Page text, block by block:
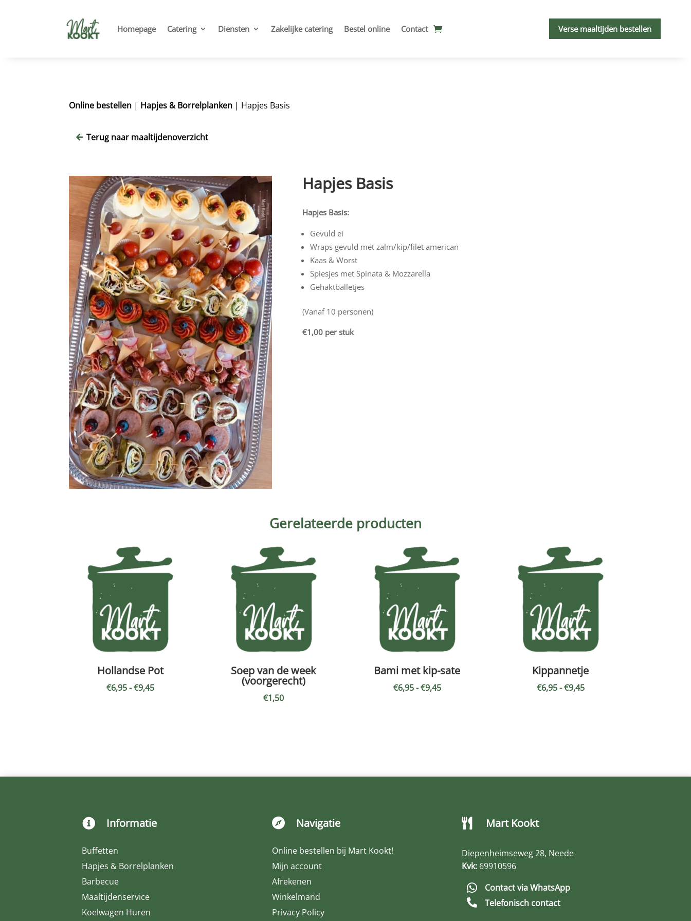
Homepage Catering Diensten Zakelijke catering Bestel online Contact Verse maaltijden bestellen
Online bestellen | Hapjes & Borrelplanken | Hapjes Basis
Terug naar maaltijdenoverzicht
Hapjes Basis
Hapjes Basis:
Gevuld ei
Wraps gevuld met zalm/kip/filet american
Kaas & Worst
Spiesjes met Spinata & Mozzarella
Gehaktballetjes
(Vanaf 10 personen)
€1,00 per stuk
Gerelateerde producten
Hollandse Pot
€6,95-€9,45Prijsklasse:
Soep van de week
(voorgerecht)
€1,50
Bami met kip-sate
€6,95-€9,45Prijsklasse:
Kippannetje
€6,95-€9,45Prijsklasse:
 Informatie
Buffetten
Hapjes & Borrelplanken
Barbecue
Maaltijdenservice
Koelwagen Huren
 Navigatie
Online bestellen bij Mart Kookt!
Mijn account
Afrekenen
Winkelmand
Privacy Policy
 Mart Kookt
Diepenheimseweg 28, Neede
Kvk: 69910596
 Contact via WhatsApp
 Telefonisch contact